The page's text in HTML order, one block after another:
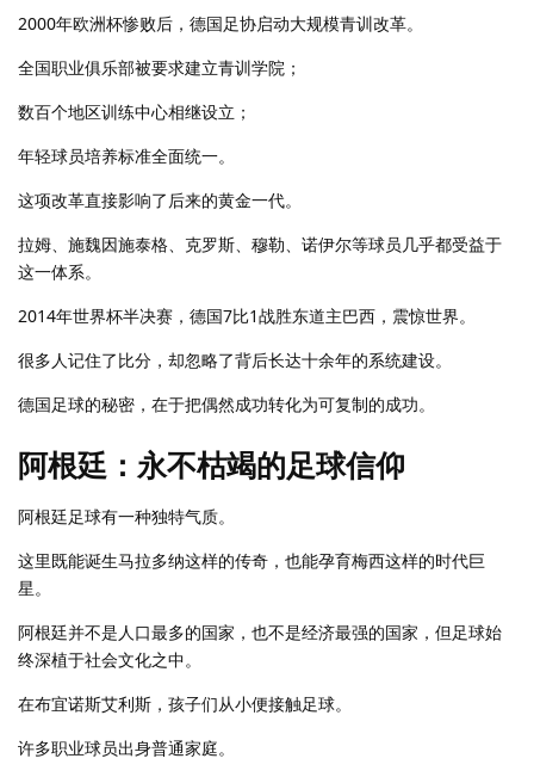
2000年欧洲杯惨败后，德国足协启动大规模青训改革。
全国职业俱乐部被要求建立青训学院；
数百个地区训练中心相继设立；
年轻球员培养标准全面统一。
这项改革直接影响了后来的黄金一代。
拉姆、施魏因施泰格、克罗斯、穆勒、诺伊尔等球员几乎都受益于
这一体系。
2014年世界杯半决赛，德国7比1战胜东道主巴西，震惊世界。
很多人记住了比分，却忽略了背后长达十余年的系统建设。
德国足球的秘密，在于把偶然成功转化为可复制的成功。
阿根廷：永不枯竭的足球信仰
阿根廷足球有一种独特气质。
这里既能诞生马拉多纳这样的传奇，也能孕育梅西这样的时代巨
星。
阿根廷并不是人口最多的国家，也不是经济最强的国家，但足球始
终深植于社会文化之中。
在布宜诺斯艾利斯，孩子们从小便接触足球。
许多职业球员出身普通家庭。